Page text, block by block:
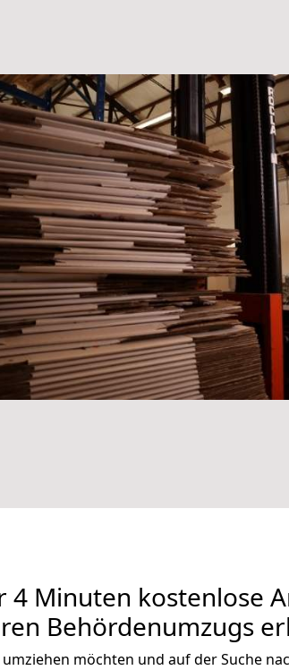
4 Minuten kostenlose
Behördenumzugs
umziehen möchten und auf der Suche